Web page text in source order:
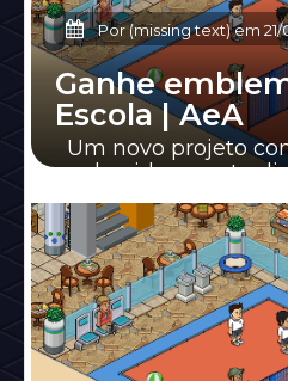
Por (missing text) em
Ganhe
Escola | AeA
Um novo projeto
conhecidas na